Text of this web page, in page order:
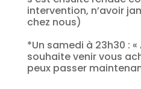
intervention, n’avoir
chez nous)
*Un samedi à 23h30 :
souhaite venir vous
peux passer